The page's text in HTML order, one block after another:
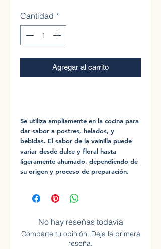
Cantidad *
Agregar al carrito
Se utiliza ampliamente en la cocina para
dar sabor a postres, helados, y
bebidas. El sabor de la vainilla puede
variar desde dulce y floral hasta
ligeramente ahumado, dependiendo de
su origen y proceso de preparación.
No hay reseñas todavía
Comparte tu opinión. Deja la primera
reseña.